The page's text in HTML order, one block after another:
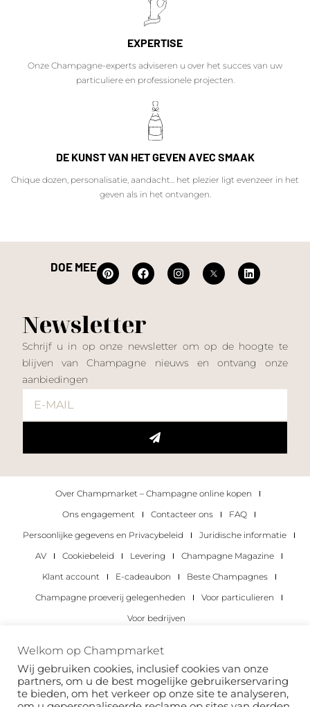
EXPERTISE
Onze Champagne-experts adviseren u over het succes van uw
particuliere en professionele projecten.
DE KUNST VAN HET GEVEN AVEC SMAAK
Chique dozen, personalisatie, aandacht... het plezier ligt evenzeer in het
geven als in het ontvangen.
DOE MEE
Newsletter
Schrijf u in op onze newsletter om op de hoogte te
blijven van Champagne nieuws en ontvang onze
aanbiedingen
Over Champmarket – Champagne online kopen
Ons engagement
Contacteer ons
FAQ
Persoonlijke gegevens en Privacybeleid
Juridische informatie
AV
Cookiebeleid Levering
Champagne Magazine
Klant account
E-cadeaubon
Beste Champagnes
Champagne proeverij gelegenheden
Voor particulieren
Voor bedrijven
Copyright 2022 © alle rechten voorbehouden.
Welkom op Champmarket
Wij gebruiken cookies, inclusief cookies van onze
partners, om u de best mogelijke gebruikerservaring
te bieden, om het verkeer op onze site te analyseren,